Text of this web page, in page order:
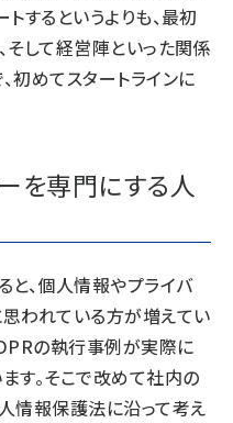
するというよりも、最初
そして経営陣といった関係
初めてスタートラインに
を専門にする人
と、個人情報やプライバ
われている方が増えてい
の執行事例が実際に
す。そこで改めて社内の
情報保護法に沿って考え